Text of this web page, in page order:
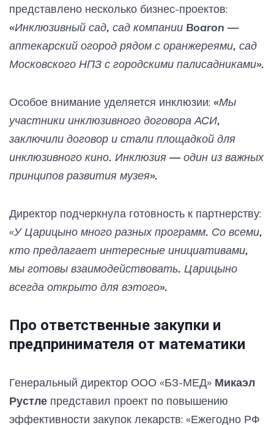
представлено несколько бизнес-проектов:
«Инклюзивный сад, сад компании Boaron —
аптекарский огород рядом с оранжереями, сад
Московского НПЗ с городскими палисадниками».
Особое внимание уделяется инклюзии: «Мы
участники инклюзивного договора АСИ,
заключили договор и стали площадкой для
инклюзивного кино. Инклюзия — один из важных
принципов развития музея».
Директор подчеркнула готовность к партнерству:
«У Царицыно много разных программ. Со всеми,
кто предлагает интересные инициативами,
мы готовы взаимодействовать. Царицыно
всегда открыто для вэтого».
Про ответственные закупки и
предпринимателя от математики
Генеральный директор ООО «БЗ-МЕД» Микаэл
Рустле представил проект по повышению
эффективности закупок лекарств: «Ежегодно РФ